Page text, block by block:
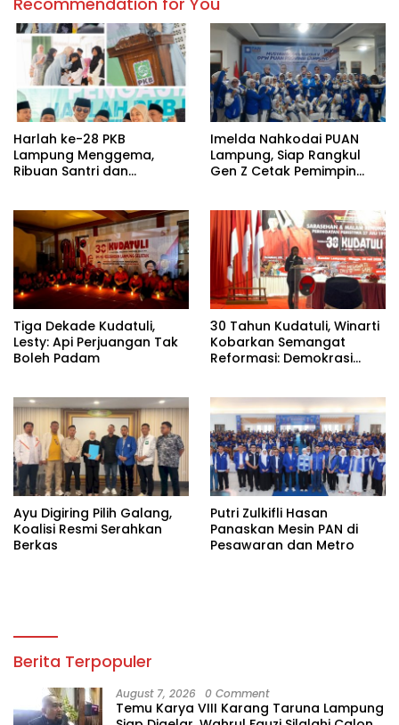
Harlah ke-28 PKB
Lampung Menggema,
Ribuan Santri dan
Candipuro
Imelda Nahkodai PUAN
Lampung, Siap Rangkul
Gen Z Cetak Pemimpin
Tiga Dekade Kudatuli,
Lesty: Api Perjuangan Tak
Boleh Padam
30 Tahun Kudatuli, Winarti
Kobarkan Semangat
Reformasi: Demokrasi
Ayu Digiring Pilih Galang,
Koalisi Resmi Serahkan
Berkas
Putri Zulkifli Hasan
Panaskan Mesin PAN di
Pesawaran dan Metro
Berita Terpopuler
August 7, 2026 0 Comment
Temu Karya VIII Karang Taruna Lampung